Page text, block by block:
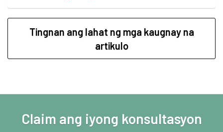
Tingnan ang lahat ng mga kaugnay na
artikulo
Claim ang iyong konsultasyon